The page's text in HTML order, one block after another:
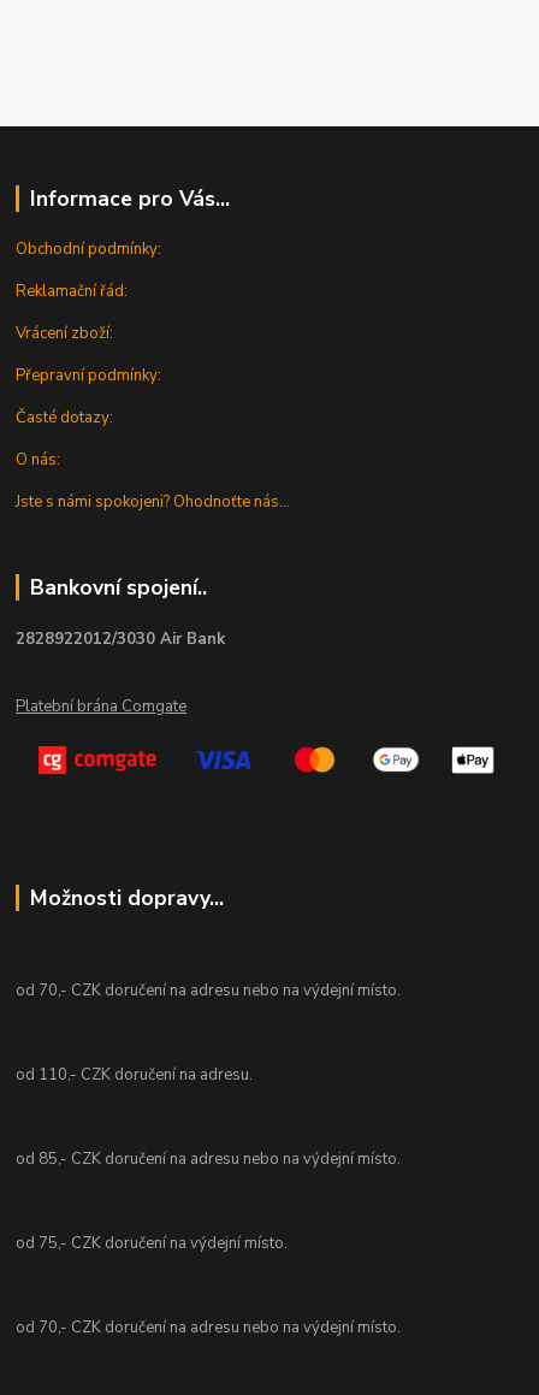
Informace pro Vás...
Obchodní podmínky:
Reklamační řád:
Vrácení zboží:
Přepravní podmínky:
Časté dotazy:
O nás:
Jste s námi spokojeni? Ohodnoťte nás...
Bankovní spojení..
2828922012/3030 Air Bank
Platební brána Comgate
Možnosti dopravy...
od 70,- CZK doručení na adresu nebo na výdejní místo.
od 110,- CZK doručení na adresu.
od 85,- CZK doručení na adresu nebo na výdejní místo.
od 75,- CZK doručení na výdejní místo.
od 70,- CZK doručení na adresu nebo na výdejní místo.